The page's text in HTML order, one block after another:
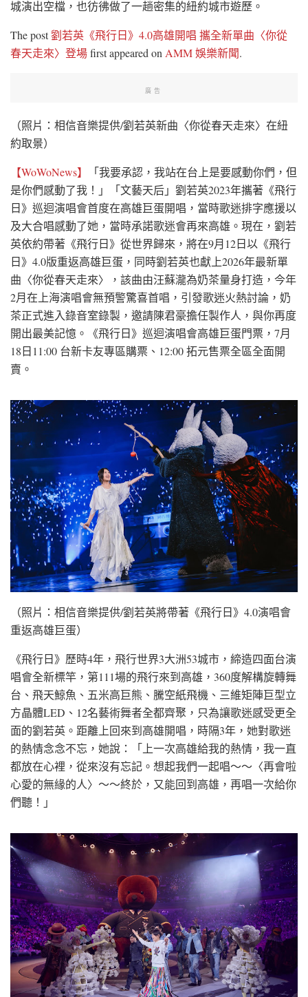
城演出空檔，也彷彿做了一趟密集的紐約城市遊歷。
The post劉若英《飛行日》4.0高雄開唱 攜全新單曲〈你從
春天走來〉登場first appeared onAMM 娛樂新聞.
廣告
（照片：相信音樂提供/劉若英新曲〈你從春天走來〉在紐
約取景）
【WoWoNews】
「我要承認，我站在台上是要感動你們，但
是你們感動了我！」「文藝天后」劉若英2023年攜著《飛行
日》巡迴演唱會首度在高雄巨蛋開唱，當時歌迷排字應援以
及大合唱感動了她，當時承諾歌迷會再來高雄。現在，劉若
英依約帶著《飛行日》從世界歸來，將在9月12日以《飛行
日》4.0版重返高雄巨蛋，同時劉若英也獻上2026年最新單
曲〈你從春天走來〉，該曲由汪蘇瀧為奶茶量身打造，今年
2月在上海演唱會無預警驚喜首唱，引發歌迷火熱討論，奶
茶正式進入錄音室錄製，邀請陳君豪擔任製作人，與你再度
開出最美記憶。《飛行日》巡迴演唱會高雄巨蛋門票，7月
18日11:00 台新卡友專區購票、12:00 拓元售票全區全面開
賣。
（照片：相信音樂提供/劉若英將帶著《飛行日》4.0演唱會
重返高雄巨蛋）
《飛行日》歷時4年，飛行世界3大洲53城市，締造四面台演
唱會全新標竿，第111場的飛行來到高雄，360度解構旋轉舞
台、飛天鯨魚、五米高巨熊、騰空紙飛機、三維矩陣巨型立
方晶體LED、12名藝術舞者全都齊聚，只為讓歌迷感受更全
面的劉若英。距離上回來到高雄開唱，時隔3年，她對歌迷
的熱情念念不忘，她說：「上一次高雄給我的熱情，我一直
都放在心裡，從來沒有忘記。想起我們一起唱～～〈再會啦
心愛的無緣的人〉～～終於，又能回到高雄，再唱一次給你
們聽！」